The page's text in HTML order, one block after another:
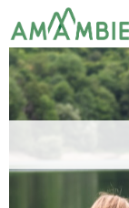
contenuto
principale